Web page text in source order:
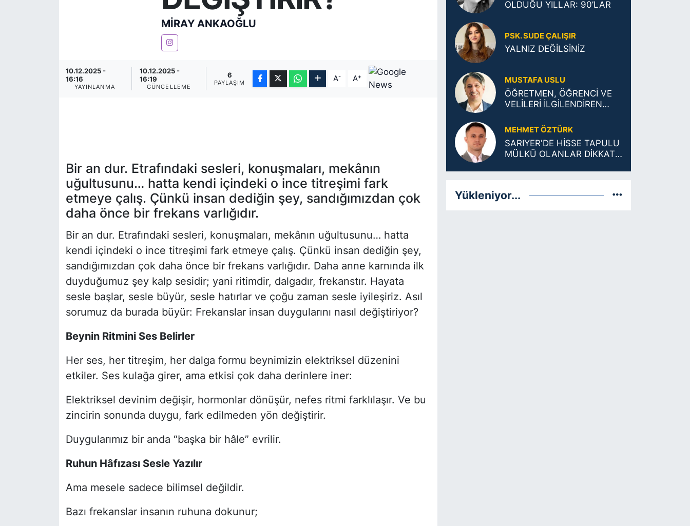
MIRAY ANKAOĞLU
10.12.2025 -
16:16
YAYINLANMA
10.12.2025 -
16:19
GÜNCELLEME
6
PAYLAŞIM A- A+
Bir an dur. Etrafındaki sesleri, konuşmaları, mekânın
uğultusunu… hatta kendi içindeki o ince titreşimi fark
etmeye çalış. Çünkü insan dediğin şey, sandığımızdan çok
daha önce bir frekans varlığıdır.
Bir an dur. Etrafındaki sesleri, konuşmaları, mekânın uğultusunu… hatta
kendi içindeki o ince titreşimi fark etmeye çalış. Çünkü insan dediğin şey,
sandığımızdan çok daha önce bir frekans varlığıdır. Daha anne karnında ilk
duyduğumuz şey kalp sesidir; yani ritimdir, dalgadır, frekanstır. Hayata
sesle başlar, sesle büyür, sesle hatırlar ve çoğu zaman sesle iyileşiriz. Asıl
sorumuz da burada büyür: Frekanslar insan duygularını nasıl değiştiriyor?
Beynin Ritmini Ses Belirler
Her ses, her titreşim, her dalga formu beynimizin elektriksel düzenini
etkiler. Ses kulağa girer, ama etkisi çok daha derinlere iner:
Elektriksel devinim değişir, hormonlar dönüşür, nefes ritmi farklılaşır. Ve bu
zincirin sonunda duygu, fark edilmeden yön değiştirir.
Duygularımız bir anda “başka bir hâle” evrilir.
Ruhun Hâfızası Sesle Yazılır
Ama mesele sadece bilimsel değildir.
Bazı frekanslar insanın ruhuna dokunur;
OLDUĞU YILLAR: 90’LAR
PSK. SUDE ÇALIŞIR
YALNIZ DEĞİLSİNİZ
MUSTAFA USLU
ÖĞRETMEN, ÖĞRENCİ VE
VELİLERİ İLGİLENDİREN
MEHMET ÖZTÜRK
SARIYER'DE HİSSE TAPULU
MÜLKÜ OLANLAR DİKKAT:
Yükleniyor...
KÜLTÜR SANAT
SARIYER HABERLERİ
SARIYER İMAR BARIŞI
SİYASET
SON DAKİKA HABERİ
TEKNOLOJİ
TÜRKİYE VE DÜNYA GÜNDEMİ